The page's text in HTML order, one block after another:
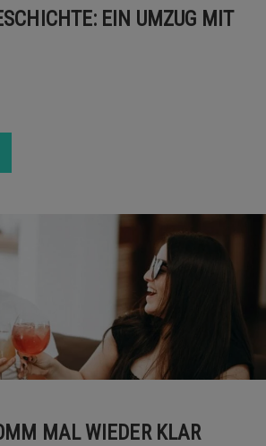
EIN UMZUG MIT
MAL WIEDER KLAR